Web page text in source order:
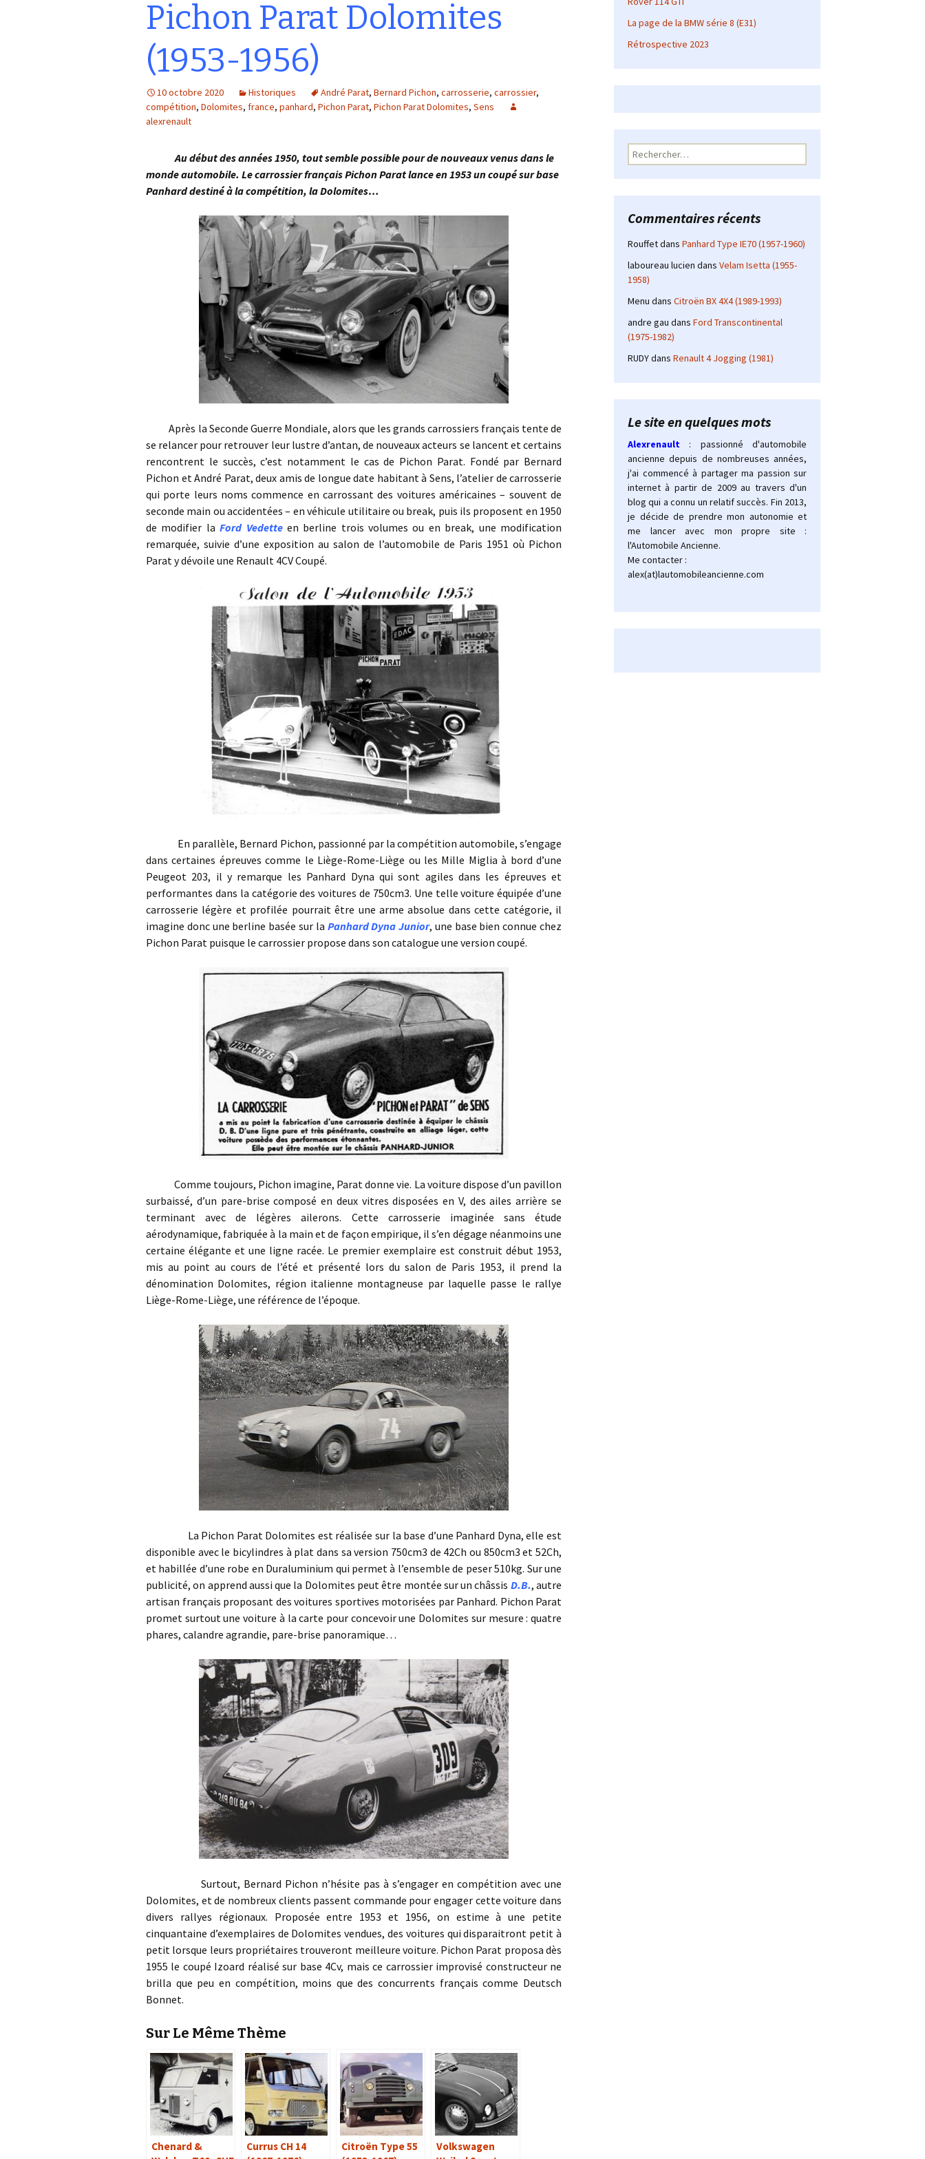
Pichon Parat Dolomites
(1953-1956)
10 octobre 2020 Historiques André Parat, Bernard Pichon, carrosserie, carrossier,
compétition, Dolomites, france, panhard, Pichon Parat, Pichon Parat Dolomites, Sens
alexrenault
Au début des années 1950, tout semble possible pour de nouveaux venus dans le
monde automobile. Le carrossier français Pichon Parat lance en 1953 un coupé sur base
Panhard destiné à la compétition, la Dolomites…
Après la Seconde Guerre Mondiale, alors que les grands carrossiers français tente de
se relancer pour retrouver leur lustre d’antan, de nouveaux acteurs se lancent et certains
rencontrent le succès, c’est notamment le cas de Pichon Parat. Fondé par Bernard
Pichon et André Parat, deux amis de longue date habitant à Sens, l’atelier de carrosserie
qui porte leurs noms commence en carrossant des voitures américaines – souvent de
seconde main ou accidentées – en véhicule utilitaire ou break, puis ils proposent en 1950
de modifier la Ford Vedetteen berline trois volumes ou en break, une modification
remarquée, suivie d’une exposition au salon de l’automobile de Paris 1951 où Pichon
Parat y dévoile une Renault 4CV Coupé.
En parallèle, Bernard Pichon, passionné par la compétition automobile, s’engage
dans certaines épreuves comme le Liège-Rome-Liège ou les Mille Miglia à bord d’une
Peugeot 203, il y remarque les Panhard Dyna qui sont agiles dans les épreuves et
performantes dans la catégorie des voitures de 750cm3. Une telle voiture équipée d’une
carrosserie légère et profilée pourrait être une arme absolue dans cette catégorie, il
imagine donc une berline basée sur la Panhard Dyna Junior, une base bien connue chez
Pichon Parat puisque le carrossier propose dans son catalogue une version coupé.
Comme toujours, Pichon imagine, Parat donne vie. La voiture dispose d’un pavillon
surbaissé, d’un pare-brise composé en deux vitres disposées en V, des ailes arrière se
terminant avec de légères ailerons. Cette carrosserie imaginée sans étude
aérodynamique, fabriquée à la main et de façon empirique, il s’en dégage néanmoins une
certaine élégante et une ligne racée. Le premier exemplaire est construit début 1953,
mis au point au cours de l’été et présenté lors du salon de Paris 1953, il prend la
dénomination Dolomites, région italienne montagneuse par laquelle passe le rallye
Liège-Rome-Liège, une référence de l’époque.
La Pichon Parat Dolomites est réalisée sur la base d’une Panhard Dyna, elle est
disponible avec le bicylindres à plat dans sa version 750cm3 de 42Ch ou 850cm3 et 52Ch,
et habillée d’une robe en Duraluminium qui permet à l’ensemble de peser 510kg. Sur une
publicité, on apprend aussi que la Dolomites peut être montée sur un châssis D.B., autre
artisan français proposant des voitures sportives motorisées par Panhard. Pichon Parat
promet surtout une voiture à la carte pour concevoir une Dolomites sur mesure : quatre
phares, calandre agrandie, pare-brise panoramique…
Surtout, Bernard Pichon n’hésite pas à s’engager en compétition avec une
Dolomites, et de nombreux clients passent commande pour engager cette voiture dans
divers rallyes régionaux. Proposée entre 1953 et 1956, on estime à une petite
cinquantaine d’exemplaires de Dolomites vendues, des voitures qui disparaitront petit à
petit lorsque leurs propriétaires trouveront meilleure voiture. Pichon Parat proposa dès
1955 le coupé Izoard réalisé sur base 4Cv, mais ce carrossier improvisé constructeur ne
brilla que peu en compétition, moins que des concurrents français comme Deutsch
Bonnet.
Sur Le Même Thème
Chenard &
Currus CH 14
Citroën Type 55
Volkswagen
La page de la BMW série 8 (E31)
Rétrospective 2023
Rechercher :
Commentaires récents
Rouffetdans Panhard Type IE70 (1957-1960)
laboureau lucien dans Velam Isetta (1955-
1958)
Menu dans Citroën BX 4X4 (1989-1993)
andre gau dans Ford Transcontinental
(1975-1982)
RUDYdans Renault 4 Jogging (1981)
Le site en quelques mots
Alexrenault
: passionné d'automobile
ancienne depuis de nombreuses années,
j'ai commencé à partager ma passion sur
internet à partir de 2009 au travers d'un
blog qui a connu un relatif succès. Fin 2013,
je décide de prendre mon autonomie et
me lancer avec mon propre site :
l'Automobile Ancienne.
Me contacter :
alex(at)lautomobileancienne.com